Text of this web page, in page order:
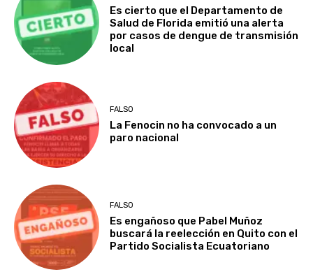
Es cierto que el Departamento de
Salud de Florida emitió una alerta
por casos de dengue de transmisión
local
FALSO
La Fenocin no ha convocado a un
paro nacional
FALSO
Es engañoso que Pabel Muñoz
buscará la reelección en Quito con el
Partido Socialista Ecuatoriano